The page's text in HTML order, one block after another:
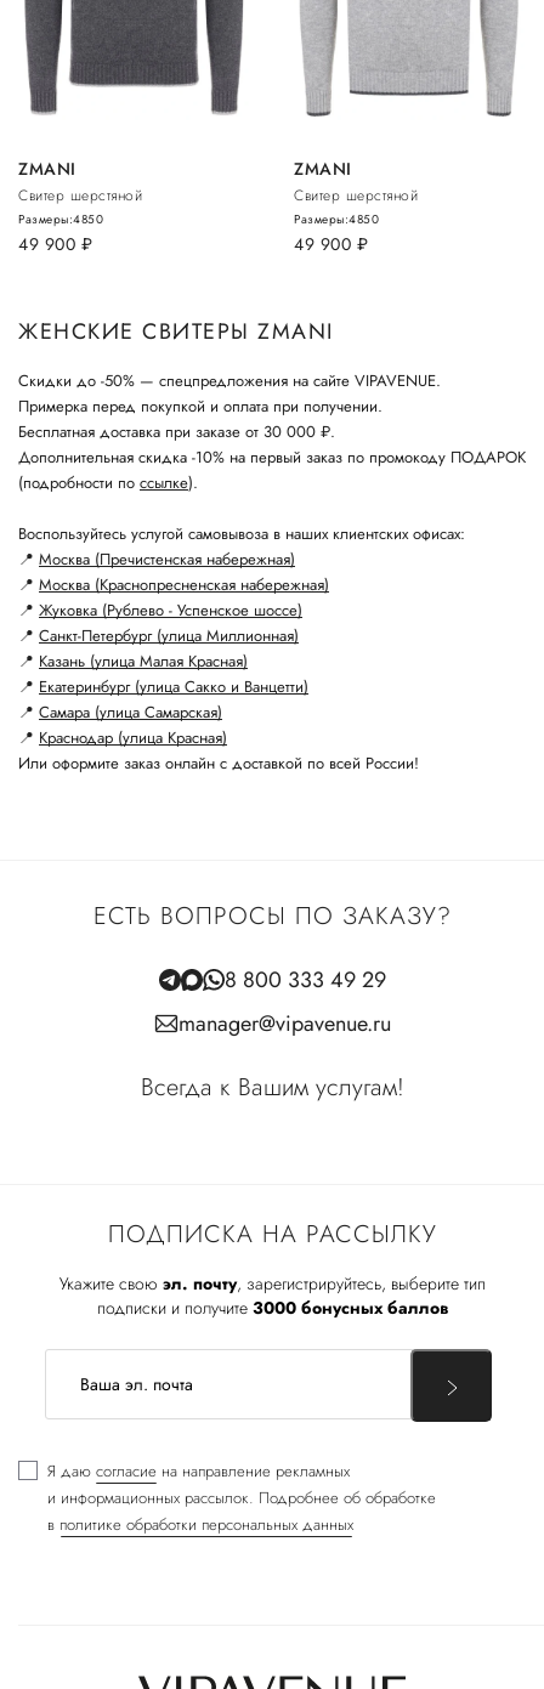
ZMANI
Свитер шерстяной
49 900 руб.
Размеры:4850
ZMANI
Свитер шерстяной
49 900 руб.
Размеры:4850
ЖЕНСКИЕ СВИТЕРЫ ZMANI
Скидки до -50% — спецпредложения на сайте VIPAVENUE.
Примерка перед покупкой и оплата при получении.
Бесплатная доставка при заказе от 30 000 ₽.
Дополнительная скидка -10% на первый заказ по промокоду ПОДАРОК
(подробности по ссылке).
Воспользуйтесь услугой самовывоза в наших клиентских офисах:
📍 Москва (Пречистенская набережная)
📍 Москва (Краснопресненская набережная)
📍 Жуковка (Рублево - Успенское шоссе)
📍 Санкт-Петербург (улица Миллионная)
📍 Казань (улица Малая Красная)
📍 Екатеринбург (улица Сакко и Ванцетти)
📍 Самара (улица Самарская)
📍 Краснодар (улица Красная)
Или оформите заказ онлайн с доставкой по всей России!
ПОДПИСКА НА РАССЫЛКУ
Укажите свою эл. почту, зарегистрируйтесь, выберите тип
подписки и получите 3000 бонусных баллов
Я даю согласие на направление рекламных
и информационных рассылок. Подробнее об обработке
в политике обработки персональных данных
ЕСТЬ ВОПРОСЫ ПО ЗАКАЗУ?
8 800 333 49 29
manager@vipavenue.ru
Всегда к Вашим услугам!